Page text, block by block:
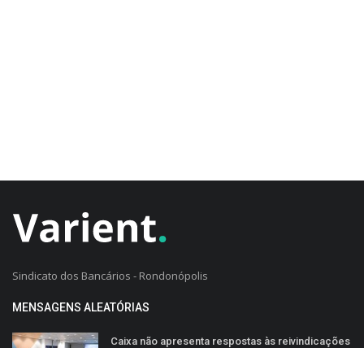
Sindicato dos Bancários - Rondonópolis
MENSAGENS ALEATÓRIAS
Caixa não apresenta respostas às reivindicações